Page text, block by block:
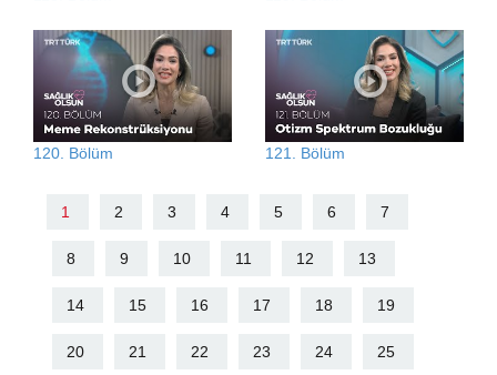
120. Bölüm 121. Bölüm
1 2 3 4 5 6 7
8 9 10 11 12 13
14 15 16 17 18 19
20 21 22 23 24 25